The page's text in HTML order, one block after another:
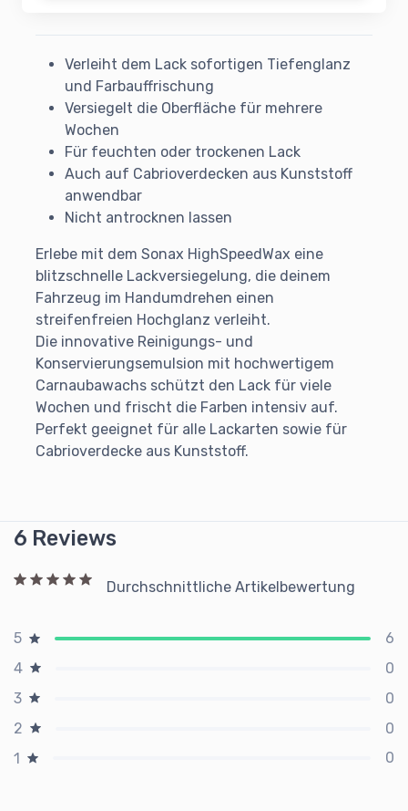
Verleiht dem Lack sofortigen Tiefenglanz
und Farbauffrischung
Versiegelt die Oberfläche für mehrere
Wochen
Für feuchten oder trockenen Lack
Auch auf Cabrioverdecken aus Kunststoff
anwendbar
Nicht antrocknen lassen
Erlebe mit dem Sonax HighSpeedWax eine
blitzschnelle Lackversiegelung, die deinem
Fahrzeug im Handumdrehen einen
streifenfreien Hochglanz verleiht.
Die innovative Reinigungs- und
Konservierungsemulsion mit hochwertigem
Carnaubawachs schützt den Lack für viele
Wochen und frischt die Farben intensiv auf.
Perfekt geeignet für alle Lackarten sowie für
Cabrioverdecke aus Kunststoff.
6 Reviews
Durchschnittliche Artikelbewertung
5
6
4
0
3
0
2
0
1
0